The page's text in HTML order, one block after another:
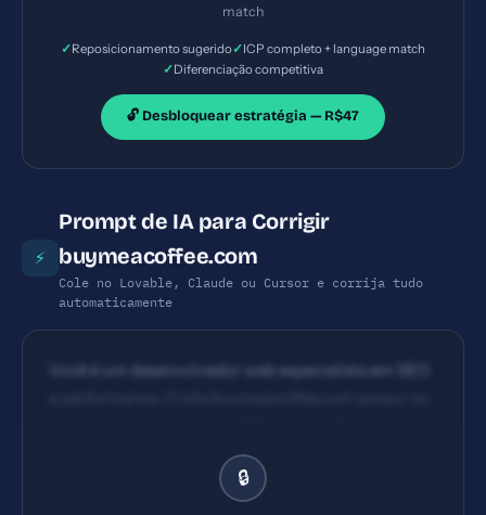
match
✓Reposicionamento sugerido✓ICP completo + language match
✓Diferenciação competitiva
🔓 Desbloquear estratégia — R$47
⚡
Prompt de IA para Corrigir
buymeacoffee.com
Cole no Lovable, Claude ou Cursor e corrija tudo
automaticamente
Você é um desenvolvedor web especialista em SEO
Security Policy ausente 3) X-Content-Type-
Options ausente 4) Referrer-Policy ausente.
🔒